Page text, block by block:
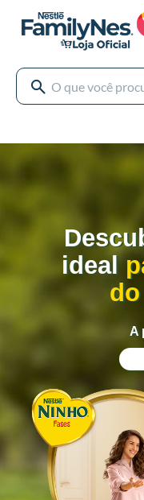
para
ideal
A